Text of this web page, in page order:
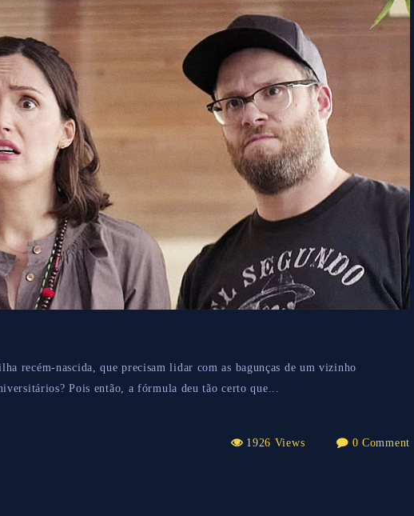
recém-nascida, que precisam lidar com as bagunças de um vizinho
Pois então, a fórmula deu tão certo que...
1926 Views 0 Comment